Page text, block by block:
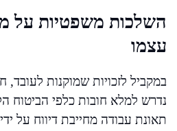
השלכות משפטיות על
עצמו
במקביל לזכויות שמוקנות
נדרש למלא חובות כלפי הביטוח
תאונת עבודה מחייבת דיווח על